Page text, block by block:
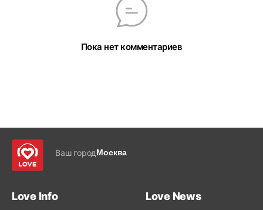
Пока нет комментариев
Ваш городМосква
Love Info Love News